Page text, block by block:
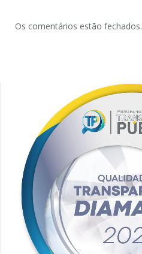
Os comentários estão fechados.